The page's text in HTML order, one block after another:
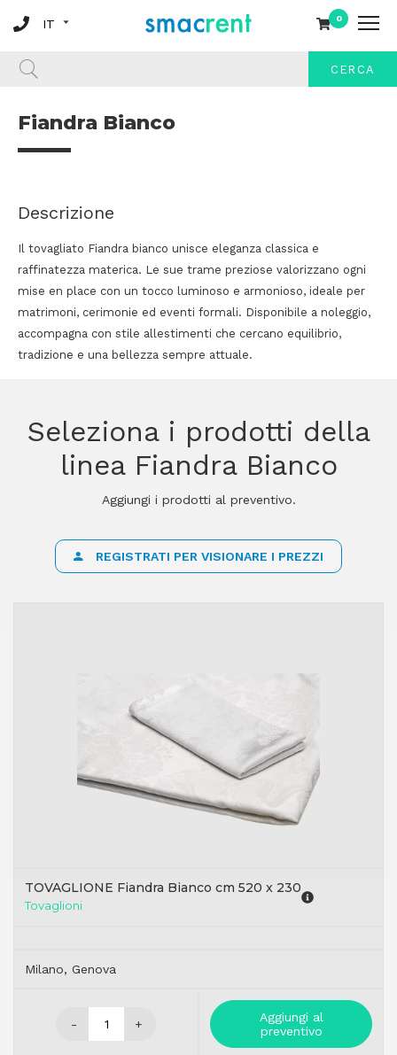
0
CERCA
Fiandra Bianco
Descrizione
Il tovagliato Fiandra bianco unisce eleganza classica e
raffinatezza materica. Le sue trame preziose valorizzano ogni
mise en place con un tocco luminoso e armonioso, ideale per
matrimoni, cerimonie ed eventi formali. Disponibile a noleggio,
accompagna con stile allestimenti che cercano equilibrio,
tradizione e una bellezza sempre attuale.
Seleziona i prodotti della
linea Fiandra Bianco
Aggiungi i prodotti al preventivo.
REGISTRATI PER VISIONARE I PREZZI
TOVAGLIONE Fiandra Bianco cm 520 x 230
Tovaglioni
Milano, Genova
- +
Aggiungi al
preventivo